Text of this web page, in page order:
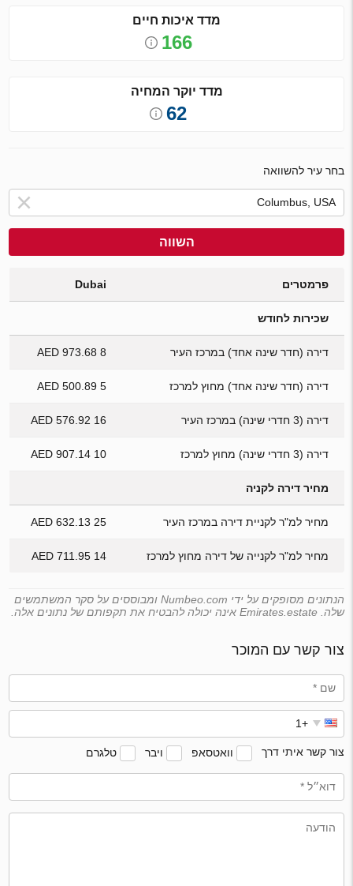
מדד איכות חיים
166
מדד יוקר המחיה
62
בחר עיר להשוואה
השווה
פרמטרים Dubai
שכירות לחודש
דירה (חדר שינה אחד) במרכז העיר 8 973.68 AED
דירה (חדר שינה אחד) מחוץ למרכז 5 500.89 AED
דירה (3 חדרי שינה) במרכז העיר 16 576.92 AED
דירה (3 חדרי שינה) מחוץ למרכז 10 907.14 AED
מחיר דירה לקניה
מחיר למ"ר לקניית דירה במרכז העיר 25 632.13 AED
מחיר למ"ר לקנייה של דירה מחוץ למרכז 14 711.95 AED
הנתונים מסופקים על ידי Numbeo.com ומבוססים על סקר המשתמשים
שלה. Emirates.estate אינה יכולה להבטיח את תקפותם של נתונים אלה.
צור קשר עם המוכר
צור קשר איתי דרך וואטסאפ ויבר טלגרם